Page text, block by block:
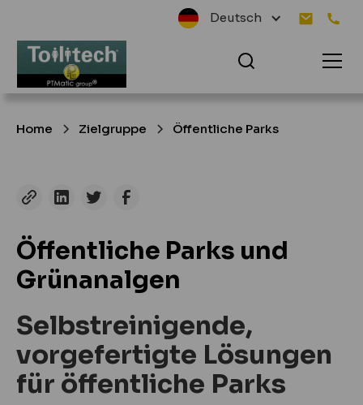
Deutsch
Home Zielgruppe Öffentliche Parks
Öffentliche Parks und
Grünanalgen
Selbstreinigende,
vorgefertigte Lösungen
für öffentliche Parks